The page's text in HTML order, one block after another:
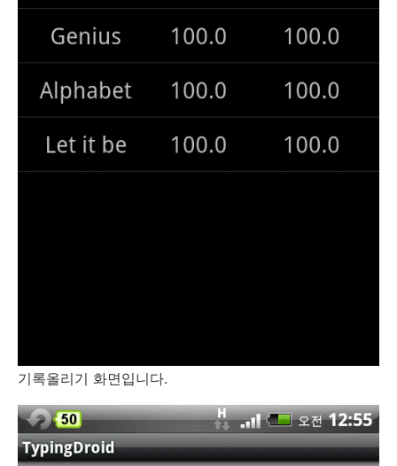
기록올리기 화면입니다.